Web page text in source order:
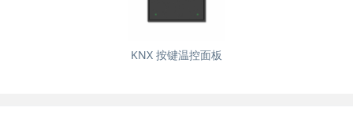
KNX 按键温控面板